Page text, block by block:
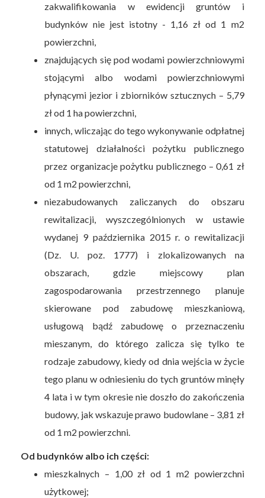
zakwalifikowania w ewidencji gruntów i
budynków nie jest istotny - 1,16 zł od 1 m2
powierzchni,
znajdujących się pod wodami powierzchniowymi
stojącymi albo wodami powierzchniowymi
płynącymi jezior i zbiorników sztucznych – 5,79
zł od 1 ha powierzchni,
innych, wliczając do tego wykonywanie odpłatnej
statutowej działalności pożytku publicznego
przez organizacje pożytku publicznego – 0,61 zł
od 1 m2 powierzchni,
niezabudowanych zaliczanych do obszaru
rewitalizacji, wyszczególnionych w ustawie
wydanej 9 października 2015 r. o rewitalizacji
(Dz. U. poz. 1777) i zlokalizowanych na
obszarach, gdzie miejscowy plan
zagospodarowania przestrzennego planuje
skierowane pod zabudowę mieszkaniową,
usługową bądź zabudowę o przeznaczeniu
mieszanym, do którego zalicza się tylko te
rodzaje zabudowy, kiedy od dnia wejścia w życie
tego planu w odniesieniu do tych gruntów minęły
4 lata i w tym okresie nie doszło do zakończenia
budowy, jak wskazuje prawo budowlane – 3,81 zł
od 1 m2 powierzchni.
Od budynków albo ich części:
mieszkalnych – 1,00 zł od 1 m2 powierzchni
użytkowej;